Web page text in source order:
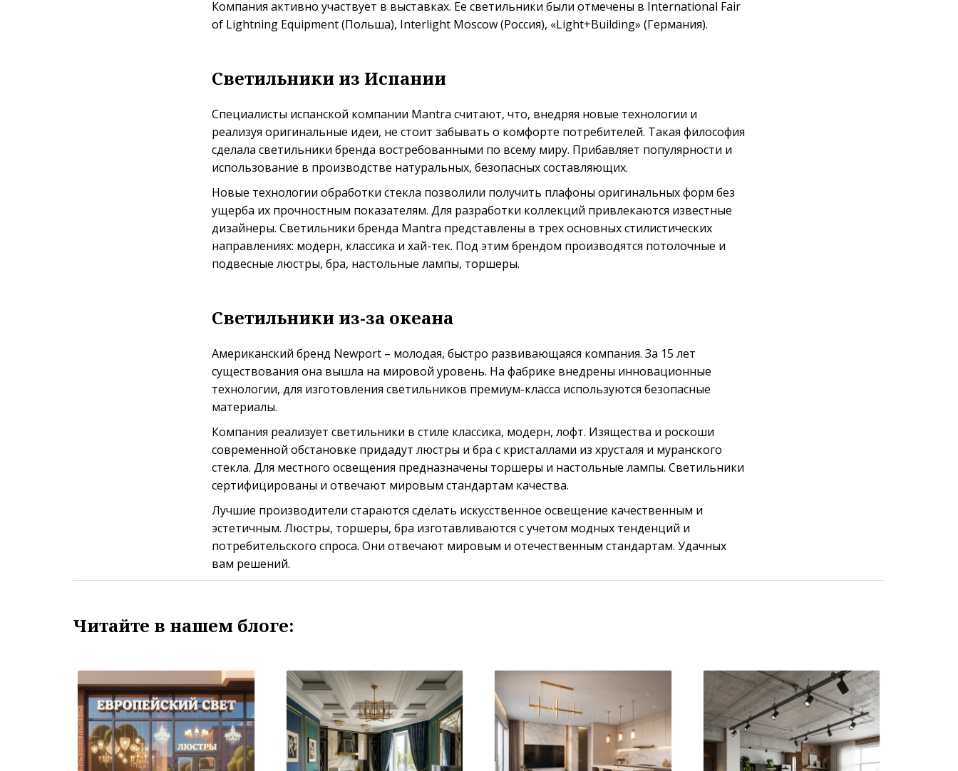
Компания активно участвует в выставках. Ее светильники были отмечены в International Fair
of Lightning Equipment (Польша), Interlight Moscow (Россия), «Light+Building» (Германия).
Светильники из Испании
Специалисты испанской компании Mantra считают, что, внедряя новые технологии и
реализуя оригинальные идеи, не стоит забывать о комфорте потребителей. Такая философия
сделала светильники бренда востребованными по всему миру. Прибавляет популярности и
использование в производстве натуральных, безопасных составляющих.
Новые технологии обработки стекла позволили получить плафоны оригинальных форм без
ущерба их прочностным показателям. Для разработки коллекций привлекаются известные
дизайнеры. Светильники бренда Mantra представлены в трех основных стилистических
направлениях: модерн, классика и хай-тек. Под этим брендом производятся потолочные и
подвесные люстры, бра, настольные лампы, торшеры.
Светильники из-за океана
Американский бренд Newport – молодая, быстро развивающаяся компания. За 15 лет
существования она вышла на мировой уровень. На фабрике внедрены инновационные
технологии, для изготовления светильников премиум-класса используются безопасные
материалы.
Компания реализует светильники в стиле классика, модерн, лофт. Изящества и роскоши
современной обстановке придадут люстры и бра с кристаллами из хрусталя и муранского
стекла. Для местного освещения предназначены торшеры и настольные лампы. Светильники
сертифицированы и отвечают мировым стандартам качества.
Лучшие производители стараются сделать искусственное освещение качественным и
эстетичным. Люстры, торшеры, бра изготавливаются с учетом модных тенденций и
потребительского спроса. Они отвечают мировым и отечественным стандартам. Удачных
вам решений.
Читайте в нашем блоге: